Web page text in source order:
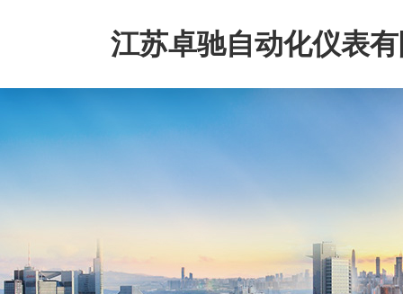
江苏卓驰自动化仪表